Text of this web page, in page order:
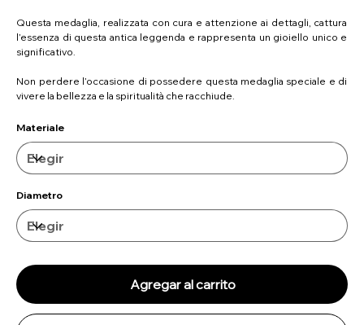
Questa medaglia, realizzata con cura e attenzione ai dettagli, cattura
l’essenza di questa antica leggenda e rappresenta un gioiello unico e
significativo.
Non perdere l’occasione di possedere questa medaglia speciale e di
vivere la bellezza e la spiritualità che racchiude.
Materiale
Diametro
Agregar al carrito